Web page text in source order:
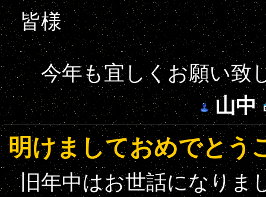
皆様
今年も宜しくお願い致
山中
明けましておめでとう
旧年中はお世話になりま